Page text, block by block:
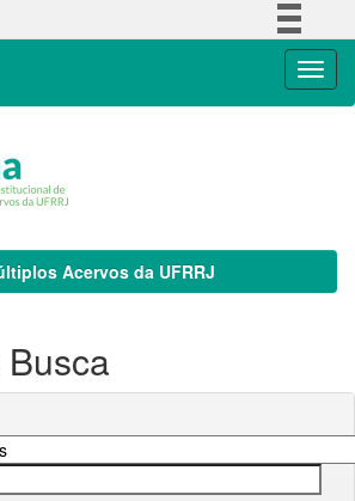
Acervos da UFRRJ